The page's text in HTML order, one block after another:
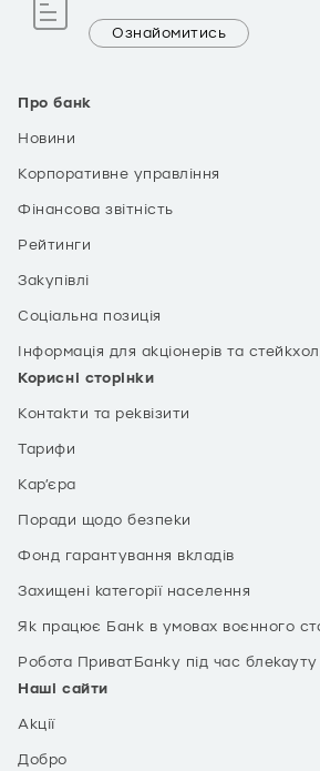
Про банк
Новини
Корпоративне управління
Фінансова звітність
Рейтинги
Закупівлі
Соціальна позиція
Інформація для акціонерів та
Корисні сторінки
Контакти та реквізити
Тарифи
Кар’єра
Поради щодо безпеки
Фонд гарантування вкладів
Захищені категорії населення
Як працює Банк в умовах воєнного
Робота ПриватБанку під час блекауту
Наші сайти
Акції
Добро
Ознайомитись